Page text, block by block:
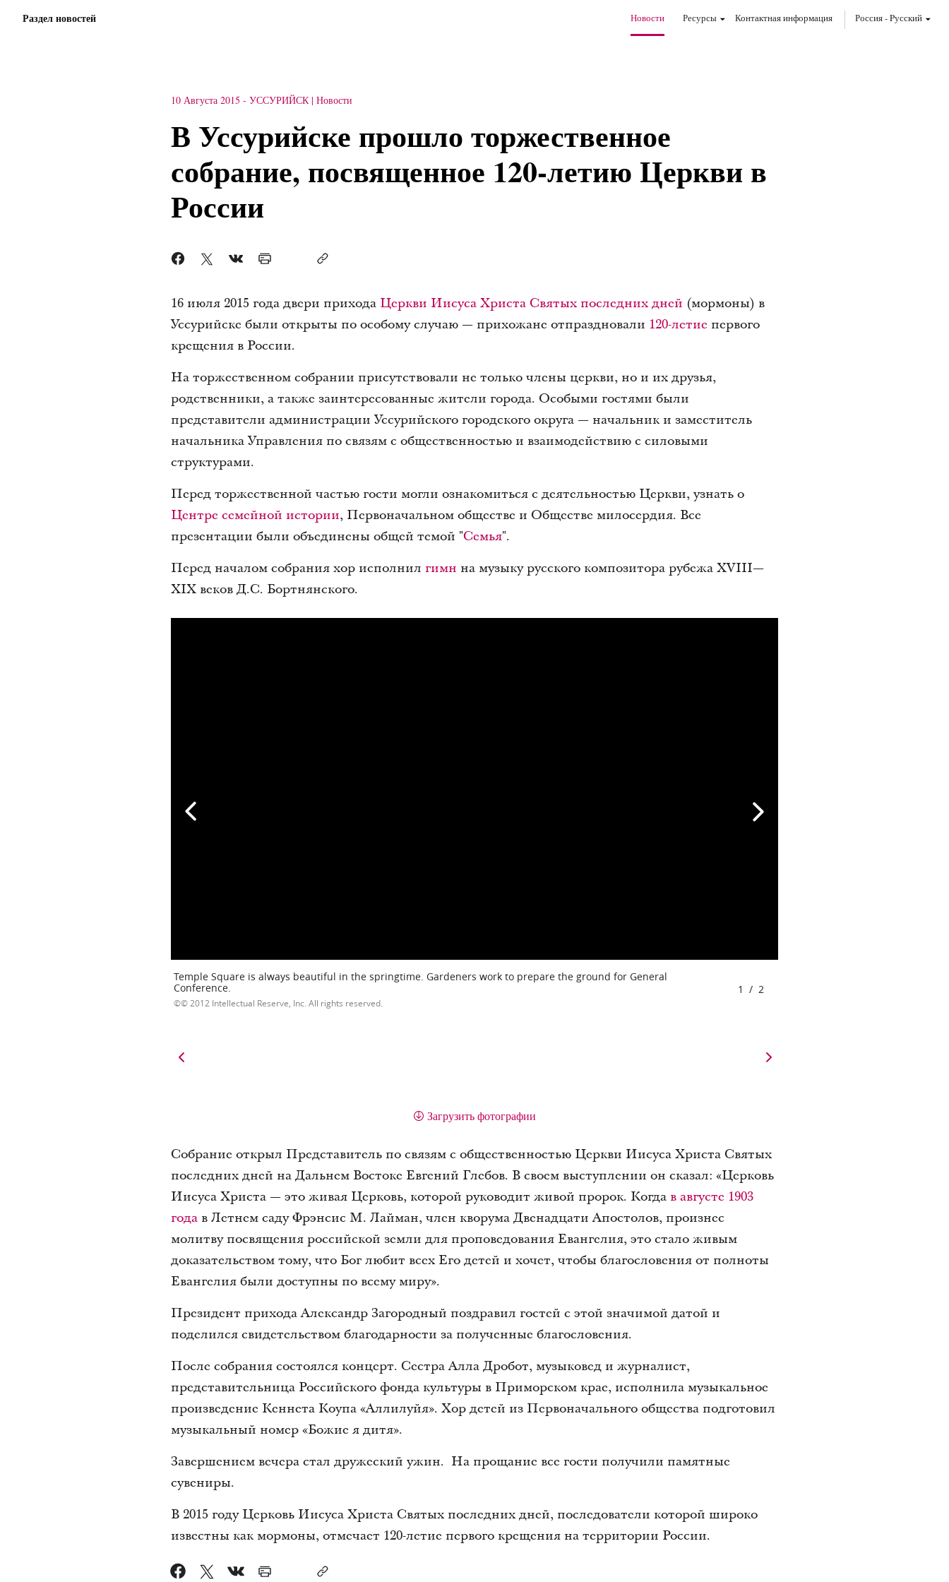
Раздел новостей Новости Ресурсы Контактная информация Россия-Pусский
10 Августа 2015 - УССУРИЙСК Новости
В Уссурийске прошло торжественное
собрание, посвященное 120-летию Церкви в
России
16 июля 2015 года двери прихода Церкви Иисуса Христа Святых последних дней (мормоны) в
Уссурийске были открыты по особому случаю — прихожане отпраздновали 120-летие первого
крещения в России.
На торжественном собрании присутствовали не только члены церкви, но и их друзья,
родственники, а также заинтересованные жители города. Особыми гостями были
представители администрации Уссурийского городского округа — начальник и заместитель
начальника Управления по связям с общественностью и взаимодействию с силовыми
структурами.
Перед торжественной частью гости могли ознакомиться с деятельностью Церкви, узнать о
Центре семейной истории, Первоначальном обществе и Обществе милосердия. Все
презентации были объединены общей темой "Семья".
Перед началом собрания хор исполнил гимн на музыку русского композитора рубежа XVIII—
XIX веков Д.С. Бортнянского.
Temple Square is always beautiful in the springtime. Gardeners work to prepare the ground for General
Conference.
© 2012 Intellectual Reserve, Inc. All rights reserved.
1 / 2
Загрузить фотографии
Собрание открыл Представитель по связям с общественностью Церкви Иисуса Христа Святых
последних дней на Дальнем Востоке Евгений Глебов. В своем выступлении он сказал: «Церковь
Иисуса Христа — это живая Церковь, которой руководит живой пророк. Когда в августе 1903
годав Летнем саду Фрэнсис М. Лайман, член кворума Двенадцати Апостолов, произнес
молитву посвящения российской земли для проповедования Евангелия, это стало живым
доказательством тому, что Бог любит всех Его детей и хочет, чтобы благословения от полноты
Евангелия были доступны по всему миру».
Президент прихода Александр Загородный поздравил гостей с этой значимой датой и
поделился свидетельством благодарности за полученные благословения.
После собрания состоялся концерт. Сестра Алла Дробот, музыковед и журналист,
представительница Российского фонда культуры в Приморском крае, исполнила музыкальное
произведение Кеннета Коупа «Аллилуйя». Хор детей из Первоначального общества подготовил
музыкальный номер «Божие я дитя».
Завершением вечера стал дружеский ужин. На прощание все гости получили памятные
сувениры.
В 2015 году Церковь Иисуса Христа Святых последних дней, последователи которой широко
известны как мормоны, отмечает 120-летие первого крещения на территории России.